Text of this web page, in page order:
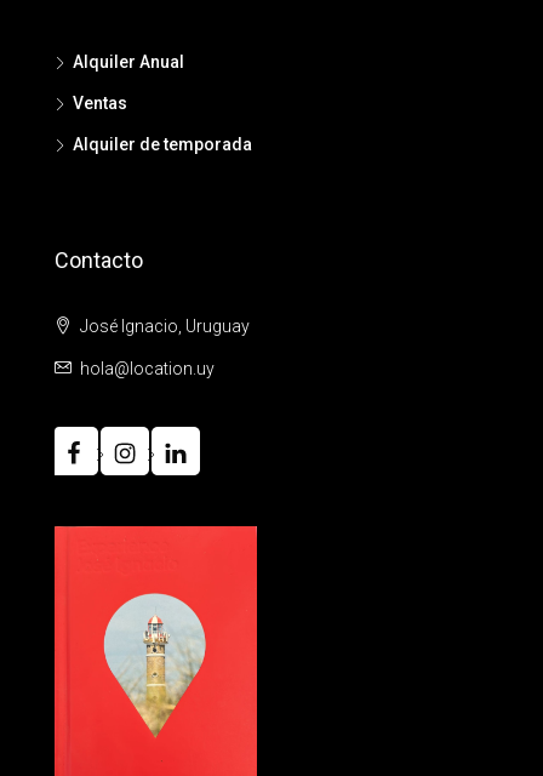
Alquiler Anual
Ventas
Alquiler de temporada
Contacto
José Ignacio, Uruguay
hola@location.uy